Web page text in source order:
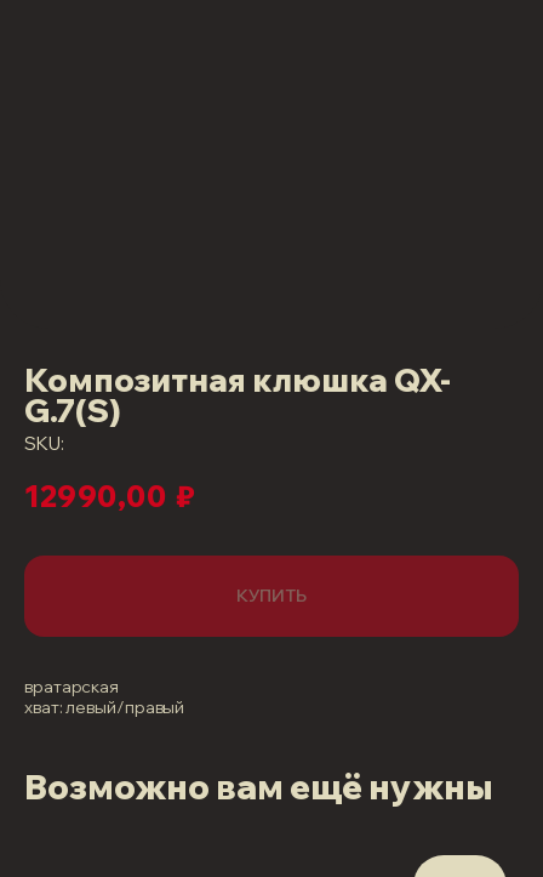
Композитная клюшка QX-
G.7(S)
SKU:
12990,00 ₽
КУПИТЬ
вратарская
хват: левый/правый
Возможно вам ещё нужны